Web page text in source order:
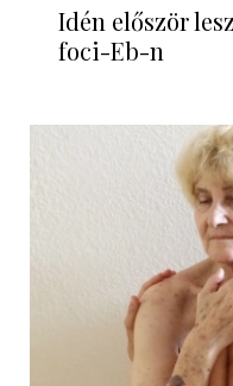
Idén először
foci-Eb-n